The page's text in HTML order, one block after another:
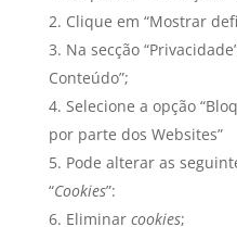
Clique em “Mostrar
Na secção
Conteúdo”;
Selecione a opção
por parte dos Websites”
Pode alterar as
“Cookies”:
Eliminar cookies;